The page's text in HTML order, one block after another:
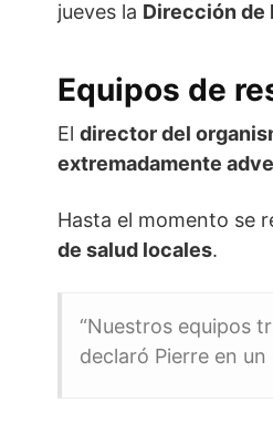
jueves la Dirección de
Equipos de
El director del
extremadamente
Hasta el momento se
de salud locales.
“Nuestros equipos
declaró Pierre en